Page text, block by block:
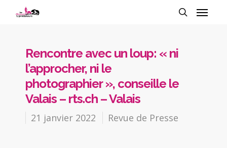
Rencontre avec un loup: « ni
l’approcher, ni le
photographier », conseille le
Valais – rts.ch – Valais
21 janvier 2022 Revue de Presse